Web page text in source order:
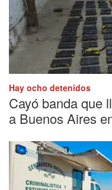
Hay ocho detenidos
Cayó banda que
a Buenos Aires